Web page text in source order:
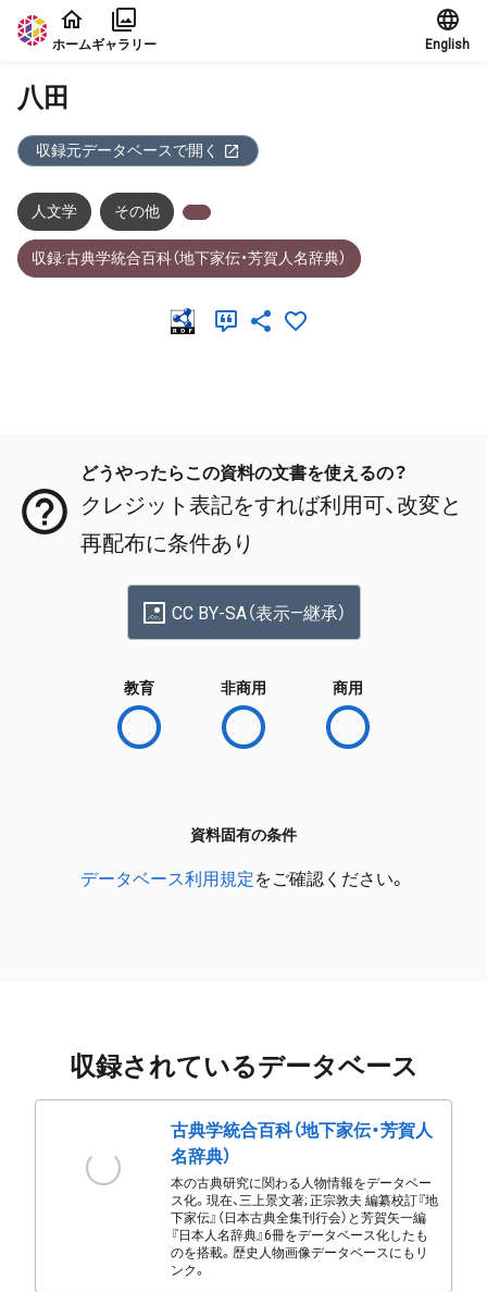
本文に飛ぶ
ホームギャラリー English
八田
収録元データベースで開く
人文学 その他
収録:古典学統合百科（地下家伝・芳賀人名辞典）
どうやったらこの資料の文書を使えるの？
クレジット表記をすれば利用可、改変と
再配布に条件あり
CC BY-SA（表示—継承）
教育 非商用 商用
資料固有の条件
データベース利用規定をご確認ください。
収録されているデータベース
古典学統合百科（地下家伝・芳賀人
名辞典）
本の古典研究に関わる人物情報をデータベー
ス化。現在、三上景文著; 正宗敦夫 編纂校訂『地
下家伝』（日本古典全集刊行会）と芳賀矢一編
『日本人名辞典』6冊をデータベース化したも
のを搭載。歴史人物画像データベースにもリ
ンク。